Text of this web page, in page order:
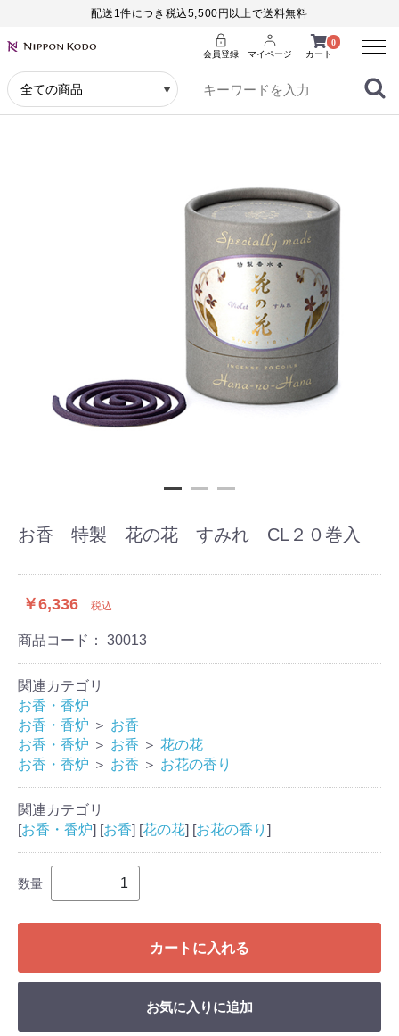
配送1件につき税込5,500円以上で送料無料
0
カート
会員登録 マイページ
Menu
お香 特製 花の花 すみれ CL２０巻入
￥6,336 税込
商品コード： 30013
関連カテゴリ
お香・香炉
お香・香炉 ＞ お香
お香・香炉 ＞ お香 ＞ 花の花
お香・香炉 ＞ お香 ＞ お花の香り
関連カテゴリ
[お香・香炉] [お香] [花の花] [お花の香り ]
数量
カートに入れる
お気に入りに追加